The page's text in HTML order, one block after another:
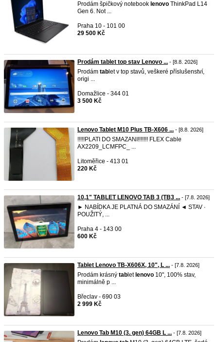
Prodám špičkový notebook lenovo ThinkPad L14
Gen 6. Not ...
Praha 10 - 101 00
29 500 Kč
Prodám tablet top stav Lenovo ... - [8.8. 2026]
Prodám tab let v top stavů, veškeré příslušenství,
origi ...
Domažlice - 344 01
3 500 Kč
Lenovo Tablet M10 Plus TB-X606 ... - [8.8. 2026]
!!!!!PLATI DO SMAZANI!!!!!!! FLEX Cable
AX2209_LCMFPC_ ...
Litoměřice - 413 01
220 Kč
10,1" TABLET LENOVO TAB 3 (TB3 ... - [7.8. 2026]
► NABÍDKA JE PLATNÁ DO SMAZÁNÍ ◄ STAV ∙
POUŽITÝ, ...
Praha 4 - 143 00
600 Kč
Tablet Lenovo TB-X606X, 10", L ... - [7.8. 2026]
Prodám krásný tab let lenovo 10", 100% stav,
minimálně p ...
Břeclav - 690 03
2 999 Kč
Lenovo Tab M10 (3. gen) 64GB L ... - [7.8. 2026]